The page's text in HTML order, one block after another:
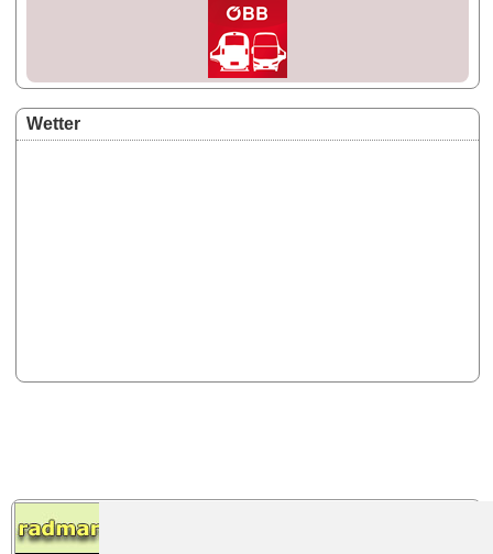
Wetter